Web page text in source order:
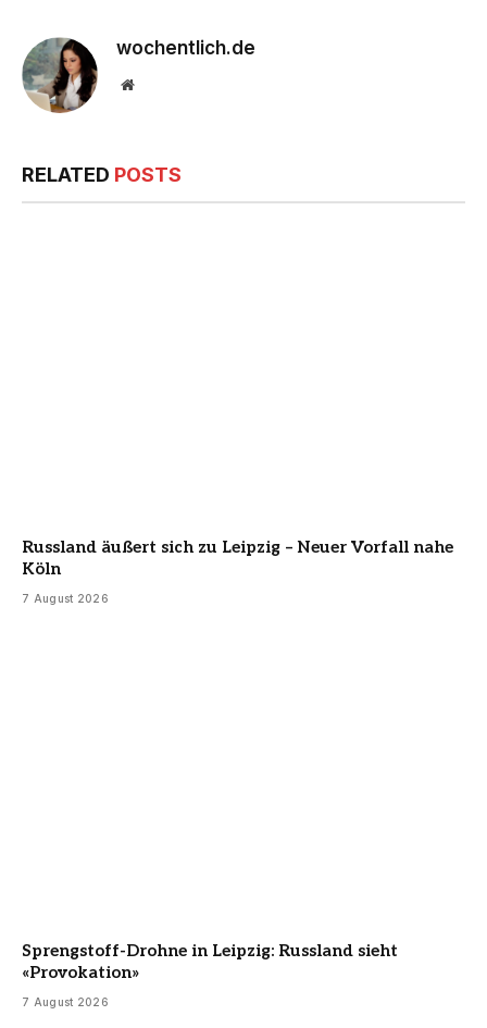
wochentlich.de
Website
RELATED POSTS
Russland äußert sich zu Leipzig – Neuer Vorfall nahe
Köln
7 August 2026
Sprengstoff-Drohne in Leipzig: Russland sieht
«Provokation»
7 August 2026